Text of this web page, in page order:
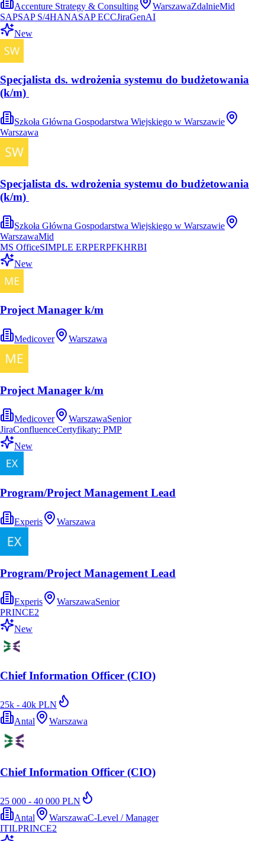
Accenture Strategy & Consulting WarszawaZdalnieMid
SAPSAP S/4HANASAP ECCJiraGenAI
New
Specjalista ds. wdrożenia systemu do budżetowania
(k/m) ​
Szkoła Główna Gospodarstwa Wiejskiego w Warszawie
Warszawa
Specjalista ds. wdrożenia systemu do budżetowania
(k/m) ​
Szkoła Główna Gospodarstwa Wiejskiego w Warszawie
WarszawaMid
MS OfficeSIMPLE ERPERPFKHRBI
New
Project Manager k/m
Medicover Warszawa
Project Manager k/m
Medicover WarszawaSenior
JiraConfluenceCertyfikaty: PMP
New
Program/Project Management Lead
Experis Warszawa
Program/Project Management Lead
Experis WarszawaSenior
PRINCE2
New
Chief Information Officer (CIO)
25k - 40k PLN
Antal
Warszawa
Chief Information Officer (CIO)
25 000 - 40 000 PLN
Antal
WarszawaC-Level / Manager
ITILPRINCE2